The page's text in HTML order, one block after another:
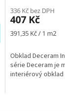
336 Kč bez DPH
407 Kč
Měrná
391,35 Kč / 1 m2
Obklad Deceram
série Deceram je
interiérový obklad